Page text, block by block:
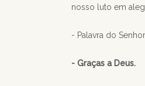
nosso luto em
- Palavra do Senhor.
- Graças a Deus.